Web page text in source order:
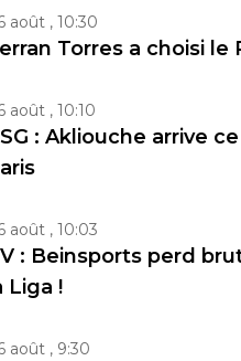
août , 10:30
Torres a choisi le
août , 10:10
: Akliouche arrive
août , 10:03
: Beinsports perd
Liga !
août , 9:30